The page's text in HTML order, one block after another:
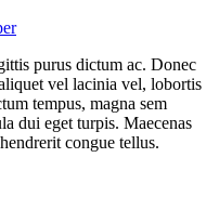
purus dictum ac. Donec
vel lacinia vel, lobortis
tempus, magna sem
dui eget turpis. Maecenas
congue tellus.